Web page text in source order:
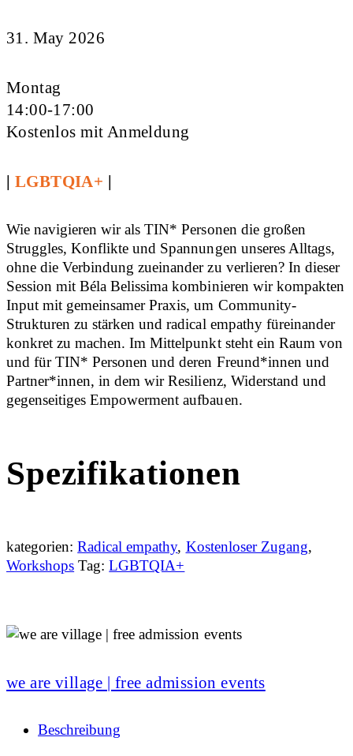
31. May 2026
Montag
14:00-17:00
Kostenlos mit Anmeldung
| LGBTQIA+ |
Wie navigieren wir als TIN* Personen die großen
Struggles, Konflikte und Spannungen unseres Alltags,
ohne die Verbindung zueinander zu verlieren? In dieser
Session mit Béla Belissima kombinieren wir kompakten
Input mit gemeinsamer Praxis, um Community-
Strukturen zu stärken und radical empathy füreinander
konkret zu machen. Im Mittelpunkt steht ein Raum von
und für TIN* Personen und deren Freund*innen und
Partner*innen, in dem wir Resilienz, Widerstand und
gegenseitiges Empowerment aufbauen.
Spezifikationen
kategorien: Radical empathy, Kostenloser Zugang,
Workshops Tag: LGBTQIA+
we are village | free admission events
Beschreibung